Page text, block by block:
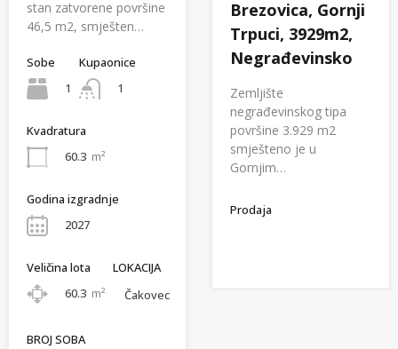
stan zatvorene površine
46,5 m2, smješten…
Sobe
1
Kupaonice
1
Kvadratura
60.3 m²
Godina izgradnje
2027
Veličina lota
60.3 m²
LOKACIJA
Čakovec
BROJ SOBA
Brezovica, Gornji
Trpuci, 3929m2,
Negrađevinsko
Zemljište
negrađevinskog tipa
površine 3.929 m2
smješteno je u
Gornjim…
Prodaja